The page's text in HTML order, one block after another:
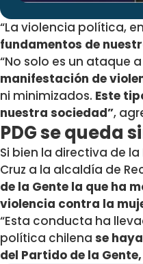
“La violencia política,
fundamentos de
“No solo es un ataque
manifestación de
ni minimizados. Este
nuestra sociedad”,
PDG se queda
Si bien la directiva de
Cruz a la alcaldía de
de la Gente la que ha
violencia contra la
“Esta conducta ha
política chilena se
del Partido de la